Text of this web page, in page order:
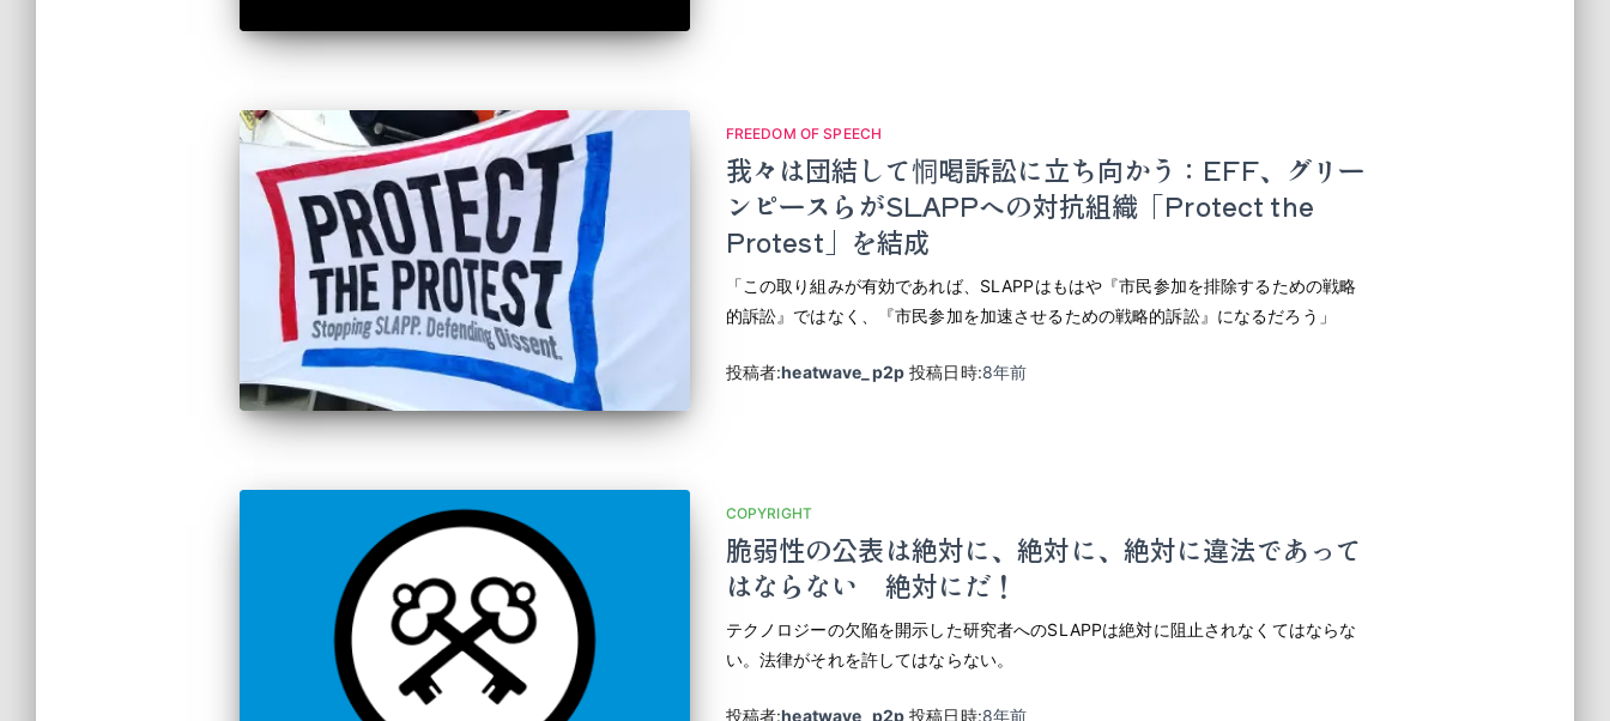
FREEDOM OF SPEECH
我々は団結して恫喝訴訟に立ち向かう：EFF、グリー
ンピースらがSLAPPへの対抗組織「Protect the
Protest」を結成
「この取り組みが有効であれば、SLAPPはもはや『市民参加を排除するための戦略
的訴訟』ではなく、『市民参加を加速させるための戦略的訴訟』になるだろう」
投稿者:heatwave_p2p 投稿日時:8年前
COPYRIGHT
脆弱性の公表は絶対に、絶対に、絶対に違法であって
はならない 絶対にだ！
テクノロジーの欠陥を開示した研究者へのSLAPPは絶対に阻止されなくてはならな
い。法律がそれを許してはならない。
投稿者:heatwave_p2p 投稿日時:8年前